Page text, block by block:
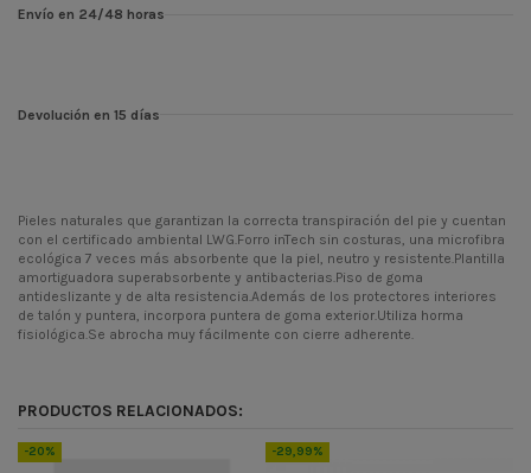
Envío en 24/48 horas
Devolución en 15 días
Pieles naturales que garantizan la correcta transpiración del pie y cuentan
con el certificado ambiental LWG.Forro inTech sin costuras, una microfibra
ecológica 7 veces más absorbente que la piel, neutro y resistente.Plantilla
amortiguadora superabsorbente y antibacterias.Piso de goma
antideslizante y de alta resistencia.Además de los protectores interiores
de talón y puntera, incorpora puntera de goma exterior.Utiliza horma
fisiológica.Se abrocha muy fácilmente con cierre adherente.
Codigo
ean13
PRODUCTOS RELACIONADOS:
-20% -29,99%